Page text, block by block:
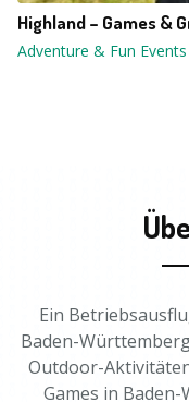
Highland – Games &
Adventure & Fun Events
Ein
Baden-
Outdoor-
Games in